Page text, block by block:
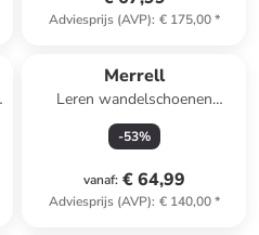
Adviesprijs (AVP): € 175,00*
Merrell
Leren wandelschoenen
''Accentor 3'' lichtbruin
-53%
vanaf: € 64,99
Adviesprijs (AVP): € 140,00*